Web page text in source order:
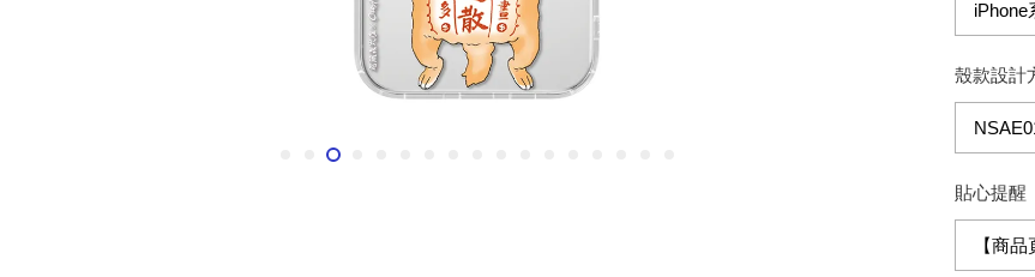
殼款設計
貼心提醒